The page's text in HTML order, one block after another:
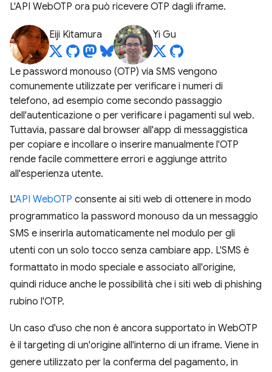
L'API WebOTP ora può ricevere OTP dagli iframe.
Eiji Kitamura Yi Gu
Le password monouso (OTP) via SMS vengono
comunemente utilizzate per verificare i numeri di
telefono, ad esempio come secondo passaggio
dell'autenticazione o per verificare i pagamenti sul web.
Tuttavia, passare dal browser all'app di messaggistica
per copiare e incollare o inserire manualmente l'OTP
rende facile commettere errori e aggiunge attrito
all'esperienza utente.
L'API WebOTP consente ai siti web di ottenere in modo
programmatico la password monouso da un messaggio
SMS e inserirla automaticamente nel modulo per gli
utenti con un solo tocco senza cambiare app. L'SMS è
formattato in modo speciale e associato all'origine,
quindi riduce anche le possibilità che i siti web di phishing
rubino l'OTP.
Un caso d'uso che non è ancora supportato in WebOTP
è il targeting di un'origine all'interno di un iframe. Viene in
genere utilizzato per la conferma del pagamento, in